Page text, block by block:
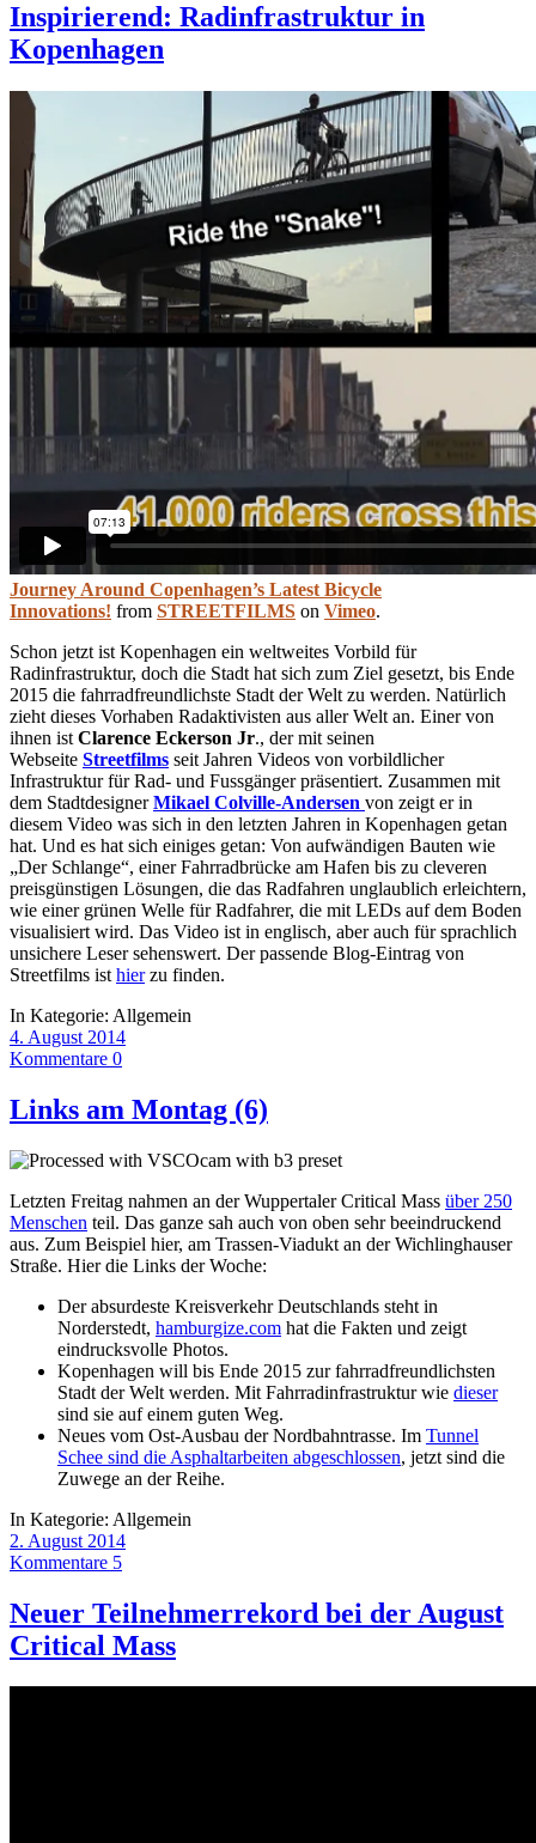
Inspirierend: Radinfrastruktur in
Kopenhagen
Journey Around Copenhagen’s Latest Bicycle
Innovations! from STREETFILMS on Vimeo.
Schon jetzt ist Kopenhagen ein weltweites Vorbild für
Radinfrastruktur, doch die Stadt hat sich zum Ziel gesetzt, bis Ende
2015 die fahrradfreundlichste Stadt der Welt zu werden. Natürlich
zieht dieses Vorhaben Radaktivisten aus aller Welt an. Einer von
ihnen ist Clarence Eckerson Jr., der mit seinen
Webseite Streetfilms seit Jahren Videos von vorbildlicher
Infrastruktur für Rad- und Fussgänger präsentiert. Zusammen mit
dem StadtdesignerMikael Colville-Andersen von zeigt er in
diesem Video was sich in den letzten Jahren in Kopenhagen getan
hat. Und es hat sich einiges getan: Von aufwändigen Bauten wie
„Der Schlange“, einer Fahrradbrücke am Hafen bis zu cleveren
preisgünstigen Lösungen, die das Radfahren unglaublich erleichtern,
wie einer grünen Welle für Radfahrer, die mit LEDs auf dem Boden
visualisiert wird. Das Video ist in englisch, aber auch für sprachlich
unsichere Leser sehenswert. Der passende Blog-Eintrag von
Streetfilms ist hierzu finden.
In Kategorie: Allgemein
4. August 2014
Kommentare 0
Links am Montag (6)
Letzten Freitag nahmen an der Wuppertaler Critical Mass über 250
Menschen teil. Das ganze sah auch von oben sehr beeindruckend
aus. Zum Beispiel hier, am Trassen-Viadukt an der Wichlinghauser
Straße. Hier die Links der Woche:
Der absurdeste Kreisverkehr Deutschlands steht in
Norderstedt, hamburgize.com hat die Fakten und zeigt
eindrucksvolle Photos.
Kopenhagen will bis Ende 2015 zur fahrradfreundlichsten
Stadt der Welt werden. Mit Fahrradinfrastruktur wie dieser
sind sie auf einem guten Weg.
Neues vom Ost-Ausbau der Nordbahntrasse. Im Tunnel
Schee sind die Asphaltarbeiten abgeschlossen, jetzt sind die
Zuwege an der Reihe.
In Kategorie: Allgemein
2. August 2014
Kommentare 5
Neuer Teilnehmerrekord bei der August
Critical Mass